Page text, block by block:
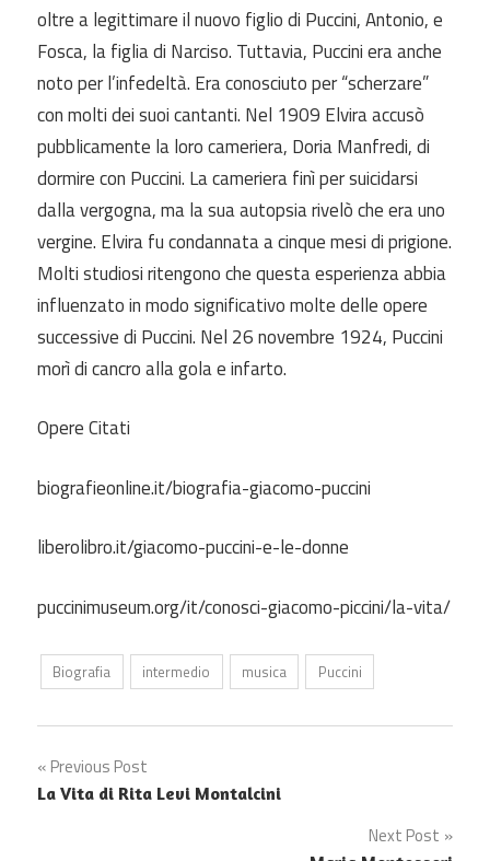
oltre a legittimare il nuovo figlio di Puccini, Antonio, e
Fosca, la figlia di Narciso. Tuttavia, Puccini era anche
noto per l’infedeltà. Era conosciuto per “scherzare”
con molti dei suoi cantanti. Nel 1909 Elvira accusò
pubblicamente la loro cameriera, Doria Manfredi, di
dormire con Puccini. La cameriera finì per suicidarsi
dalla vergogna, ma la sua autopsia rivelò che era uno
vergine. Elvira fu condannata a cinque mesi di prigione.
Molti studiosi ritengono che questa esperienza abbia
influenzato in modo significativo molte delle opere
successive di Puccini. Nel 26 novembre 1924, Puccini
morì di cancro alla gola e infarto.
Opere Citati
biografieonline.it/biografia-giacomo-puccini
liberolibro.it/giacomo-puccini-e-le-donne
puccinimuseum.org/it/conosci-giacomo-piccini/la-vita/
Biografia intermedio musica Puccini
Post
navigation
Previous Post
La Vita di Rita Levi Montalcini
Next Post